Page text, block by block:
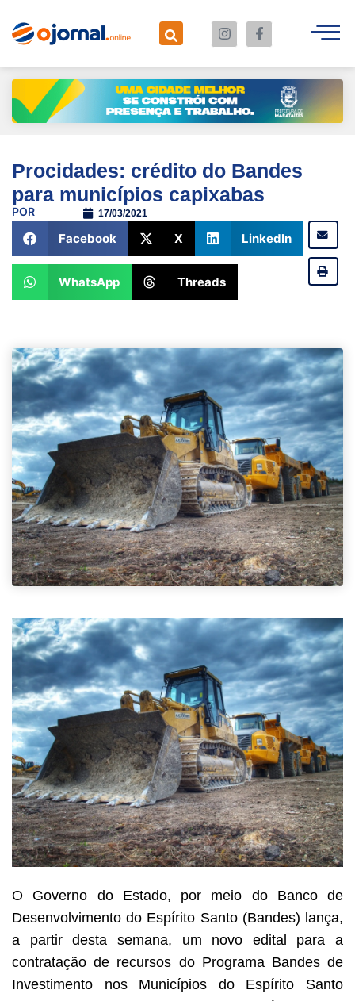
Procidades: crédito do Bandes
para municípios capixabas
POR 17/03/2021
Facebook X LinkedIn
WhatsApp Threads
O Governo do Estado, por meio do Banco de
Desenvolvimento do Espírito Santo (Bandes) lança,
a partir desta semana, um novo edital para a
contratação de recursos do Programa Bandes de
Investimento nos Municípios do Espírito Santo